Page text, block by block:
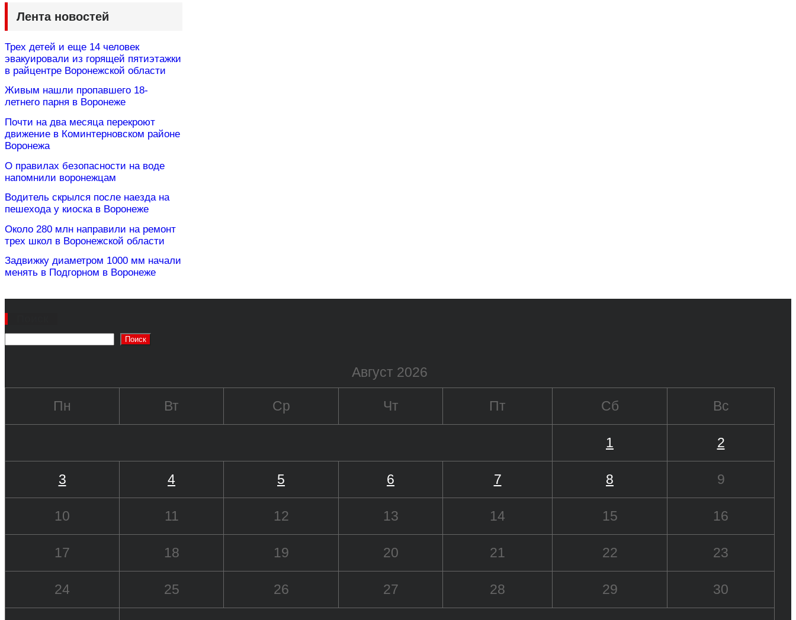
Лента новостей
Трех детей и еще 14 человек
эвакуировали из горящей пятиэтажки
в райцентре Воронежской области
Живым нашли пропавшего 18-
летнего парня в Воронеже
Почти на два месяца перекроют
движение в Коминтерновском районе
Воронежа
О правилах безопасности на воде
напомнили воронежцам
Водитель скрылся после наезда на
пешехода у киоска в Воронеже
Около 280 млн направили на ремонт
трех школ в Воронежской области
Задвижку диаметром 1000 мм начали
менять в Подгорном в Воронеже
Поиск
Август 2026
Пн Вт Ср Чт Пт Сб Вс
1 2
3 4 5 6 7 8 9
10 11 12 13 14 15 16
17 18 19 20 21 22 23
24 25 26 27 28 29 30